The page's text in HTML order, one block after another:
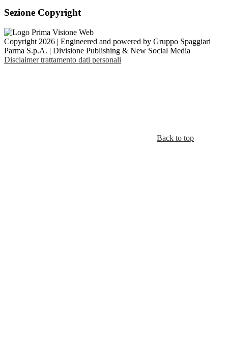
Sezione Copyright
Copyright 2026 | Engineered and powered by Gruppo Spaggiari
Parma S.p.A. | Divisione Publishing & New Social Media
Disclaimer trattamento dati personali
Back to top